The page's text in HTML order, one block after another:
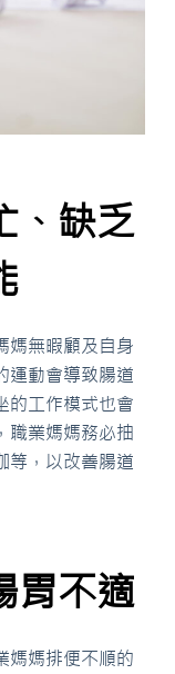
、缺乏
媽無暇顧及自身
運動會導致腸道
的工作模式也會
職業媽媽務必抽
等，以改善腸道
胃不適
媽媽排便不順的